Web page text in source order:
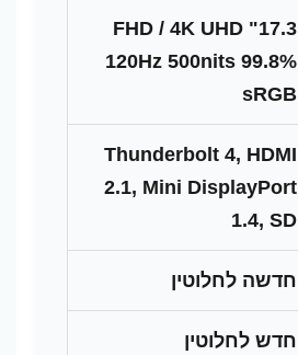
17.3" FHD / 4K UHD
120Hz 500nits 99.8%
sRGB
Thunderbolt 4, HDMI
2.1, Mini DisplayPort
1.4, SD
חדשה לחלוטין
חדש לחלוטין